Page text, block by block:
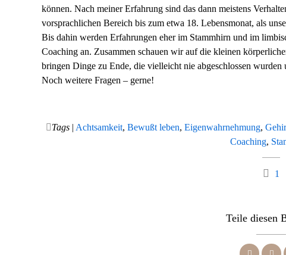
können. Nach meiner Erfahrung sind das dann meistens
vorsprachlichen Bereich bis zum etwa 18. Lebensmonat, als
Bis dahin werden Erfahrungen eher im Stammhirn und im
Coaching an. Zusammen schauen wir auf die kleinen
bringen Dinge zu Ende, die vielleicht nie abgeschlossen
Noch weitere Fragen – gerne!
Tags | Achtsamkeit,Bewußt leben,Eigenwahrnehmung,
Coaching,
1
Teile diesen